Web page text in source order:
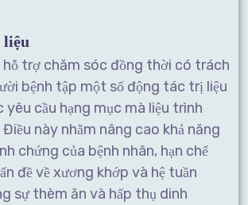
liệu
hỗ trợ chăm sóc đồng thời có trách
bệnh tập một số động tác trị liệu
cầu hạng mục mà liệu trình
Điều này nhằm nâng cao khả năng
chứng của bệnh nhân, hạn chế
đề về xương khớp và hệ tuần
sự thèm ăn và hấp thụ dinh